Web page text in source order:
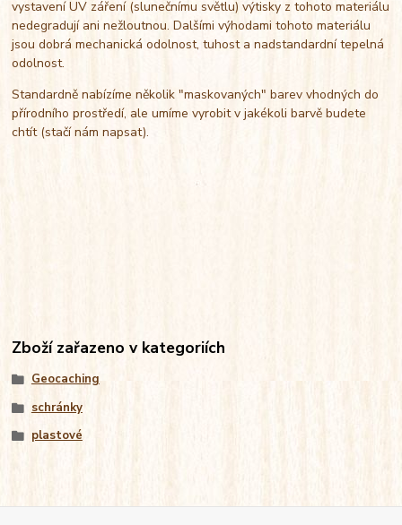
vystavení UV záření (slunečnímu světlu) výtisky z tohoto materiálu
nedegradují ani nežloutnou. Dalšími výhodami tohoto materiálu
jsou dobrá mechanická odolnost, tuhost a nadstandardní tepelná
odolnost.
Standardně nabízíme několik "maskovaných" barev vhodných do
přírodního prostředí, ale umíme vyrobit v jakékoli barvě budete
chtít (stačí nám napsat).
Zboží zařazeno v kategoriích
Geocaching
schránky
plastové